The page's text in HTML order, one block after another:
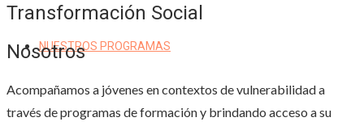
NUESTROS PROGRAMAS
Transformación Social
Nosotros
Acompañamos a jóvenes en contextos de vulnerabilidad a
través de programas de formación y brindando acceso a su